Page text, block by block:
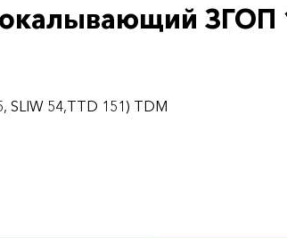
ЗГОП
54,TTD 151) TDM